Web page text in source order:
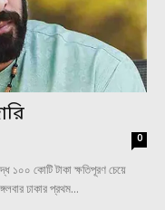
0
১০০ কোটি টাকা ক্ষতিপূরণ চেয়ে
ঢাকার প্রথম...